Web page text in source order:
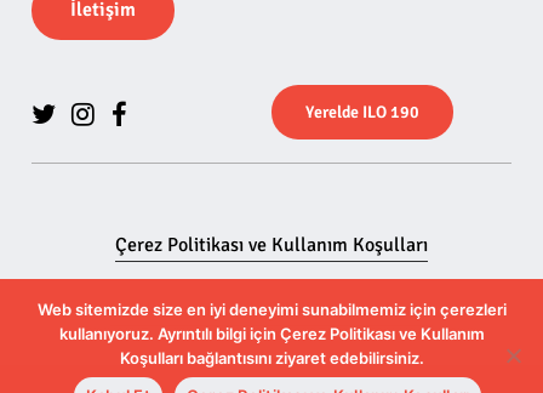
İletişim
Yerelde ILO 190
Çerez Politikası ve Kullanım Koşulları
KVKK Kapsamında Bilgilendirme Metni
Web sitemizde size en iyi deneyimi sunabilmemiz için çerezleri
kullanıyoruz. Ayrıntılı bilgi için Çerez Politikası ve Kullanım
Koşulları bağlantısını ziyaret edebilirsiniz.